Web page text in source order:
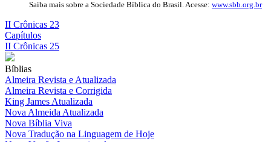
Saiba mais sobre a Sociedade Bíblica do Brasil. Acesse: www.sbb.org.br
II Crônicas 23
Capítulos
II Crônicas 25
Bíblias
Almeira Revista e Atualizada
Almeira Revista e Corrigida
King James Atualizada
Nova Almeida Atualizada
Nova Bíblia Viva
Nova Tradução na Linguagem de Hoje